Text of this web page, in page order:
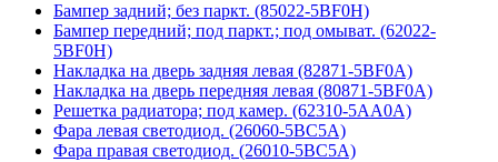
Бампер задний; без паркт. (85022-5BF0H)
Бампер передний; под паркт.; под омыват. (62022-
5BF0H)
Накладка на дверь задняя левая (82871-5BF0A)
Накладка на дверь передняя левая (80871-5BF0A)
Решетка радиатора; под камер. (62310-5AA0A)
Фара левая светодиод. (26060-5BC5A)
Фара правая светодиод. (26010-5BC5A)